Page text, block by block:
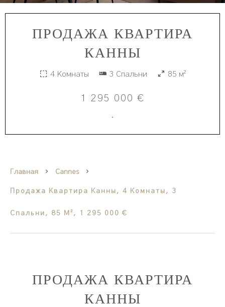
ПРОДАЖА КВАРТИРА
КАННЫ
4 Комнаты 3 Спальни 85 м²
1 295 000 €
·
Главная Cannes
Продажа Квартира Канны, 4 Комнаты, 3
Спальни, 85 М², 1 295 000 €
ПРОДАЖА КВАРТИРА
КАННЫ